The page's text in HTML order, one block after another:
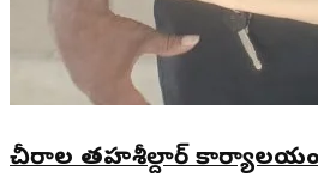
చీరాల తహశీల్దార్